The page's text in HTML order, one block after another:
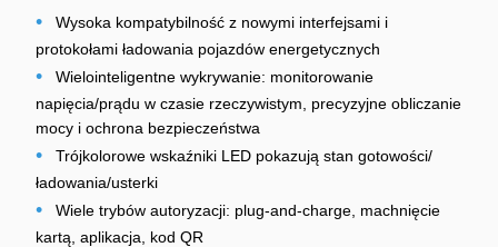
•
Wysoka kompatybilność z nowymi interfejsami i
protokołami ładowania pojazdów energetycznych
•
Wielointeligentne wykrywanie: monitorowanie
napięcia/prądu w czasie rzeczywistym, precyzyjne obliczanie
mocy i ochrona bezpieczeństwa
•
Trójkolorowe wskaźniki LED pokazują stan gotowości/
ładowania/usterki
•
Wiele trybów autoryzacji: plug-and-charge, machnięcie
kartą, aplikacja, kod QR